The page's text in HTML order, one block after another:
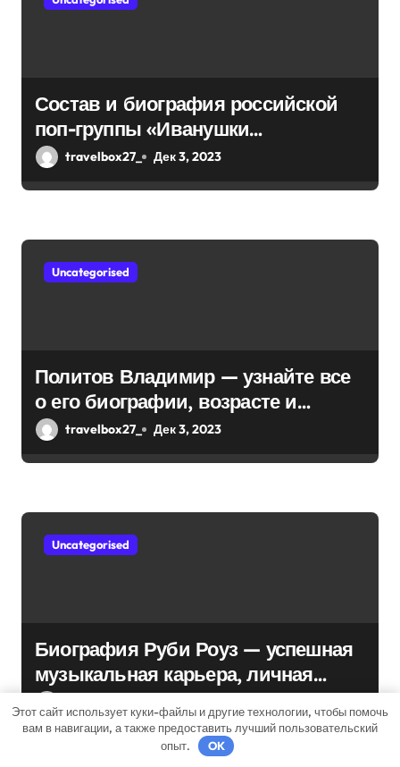
я
м
Состав и биография российской
поп-группы «Иванушки
интернешнл» — история успеха,
travelbox27_ Дек 3, 2023
Uncategorised
Политов Владимир — узнайте все
о его биографии, возрасте и
впечатляющих достижениях!
travelbox27_ Дек 3, 2023
Uncategorised
Биография Руби Роуз — успешная
музыкальная карьера, личная
жизнь и знаковые достижения
Этот сайт использует куки-файлы и другие технологии, чтобы помочь
вам в навигации, а также предоставить лучший пользовательский
опыт.
OK